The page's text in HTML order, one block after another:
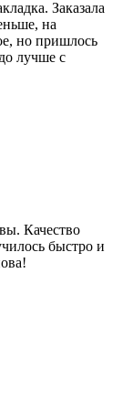
Заказала
на
но пришлось
лучше с
Качество
быстро и